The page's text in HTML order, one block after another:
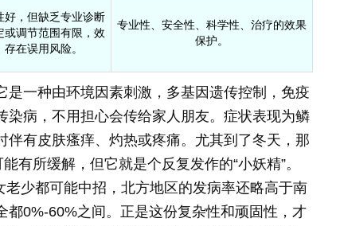
好，但缺乏专业诊断
或调节范围有限，效
在误用风险。
专业性、安全性、科学性、治疗的效果
保护。
一种由环境因素刺激，多基因遗传控制，免疫
病，不用担心会传给家人朋友。症状表现为鳞
有皮肤瘙痒、灼热或疼痛。尤其到了冬天，那
有所缓解，但它就是个反复发作的“小妖精”。
少都可能中招，北方地区的发病率还略高于南
0%-60%之间。正是这份复杂性和顽固性，才